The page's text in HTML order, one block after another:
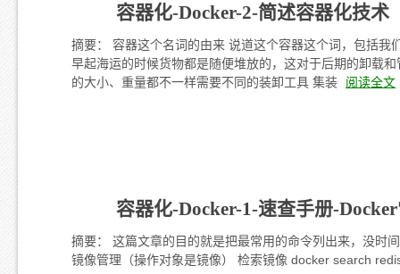
容器化-Docker-2-简述容器化技术
摘要： 容器这个名词的由来 说道这个容器这个词，包括
早起海运的时候货物都是随便堆放的，这对于后期的卸载
的大小、重量都不一样需要不同的装卸工具 集装
阅读全文
容器化-Docker-1-速查手册-
摘要： 这篇文章的目的就是把最常用的命令列出来，没时
镜像管理（操作对象是镜像） 检索镜像 docker search